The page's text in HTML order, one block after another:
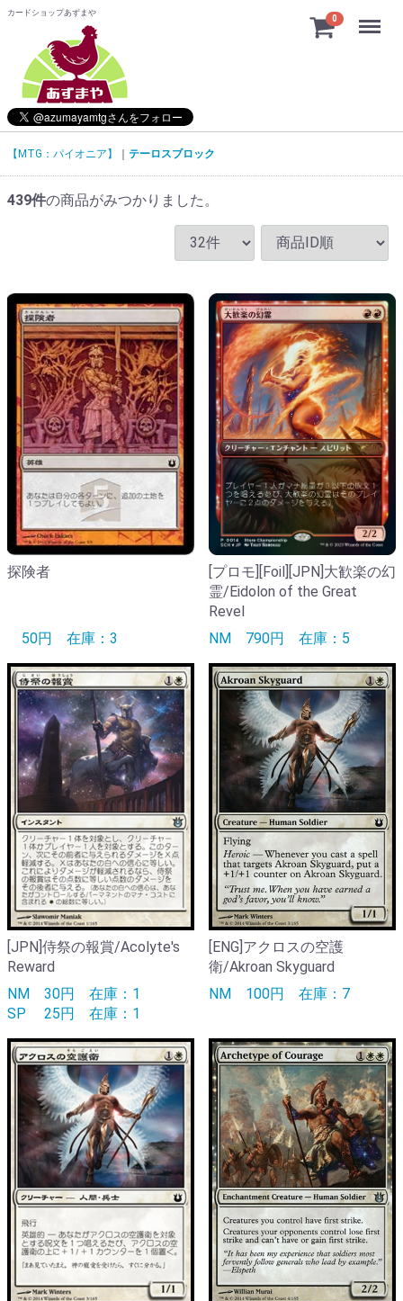
カードショップあずまや
0 Menu
【MTG：パイオニア】 テーロスブロック
439件の商品がみつかりました。
探険者
50円 在庫：3
[プロモ][Foil][JPN]大歓楽の幻
霊/Eidolon of the Great
Revel
NM 790円 在庫：5
[JPN]侍祭の報賞/Acolyte's
Reward
NM 30円 在庫：1
SP
25円 在庫：1
[ENG]アクロスの空護
衛/Akroan Skyguard
NM 100円 在庫：7